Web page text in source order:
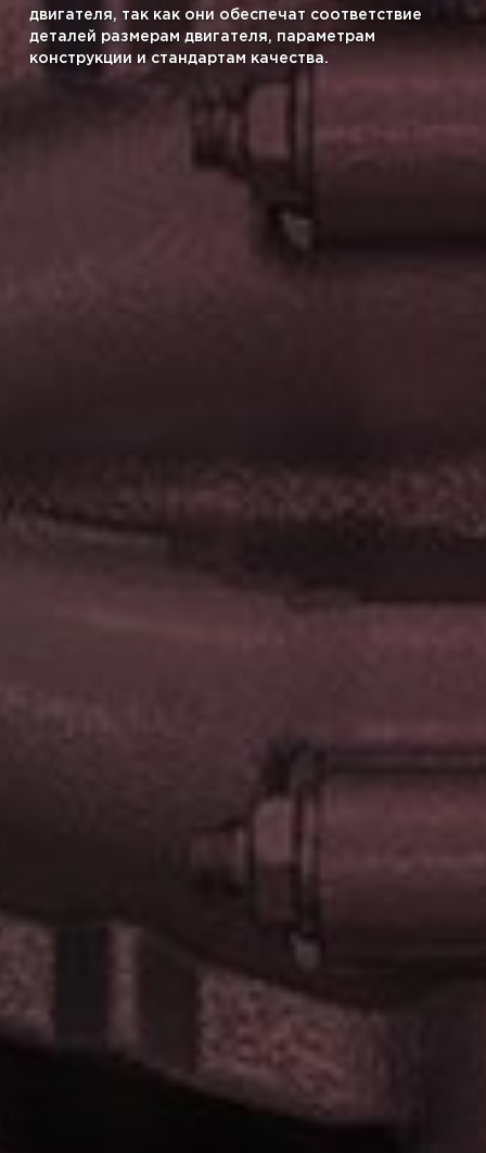
двигателя, так как они обеспечат соответствие
деталей размерам двигателя, параметрам
конструкции и стандартам качества.